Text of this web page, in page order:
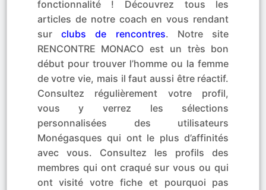
fonctionnalité ! Découvrez tous les
articles de notre coach en vous rendant
sur clubs de rencontres. Notre site
RENCONTRE MONACO est un très bon
début pour trouver l’homme ou la femme
de votre vie, mais il faut aussi être réactif.
Consultez régulièrement votre profil,
vous y verrez les sélections
personnalisées des utilisateurs
Monégasques qui ont le plus d’affinités
avec vous. Consultez les profils des
membres qui ont craqué sur vous ou qui
ont visité votre fiche et pourquoi pas